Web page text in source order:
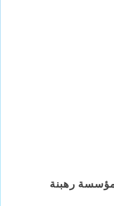
مؤسسة رهبنة